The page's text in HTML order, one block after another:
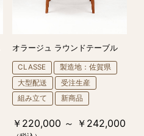
オラージュ ラウンドテーブル
CLASSE
製造地：佐賀県
大型配送
受注生産
組み立て
新商品
￥220,000 ～ ￥242,000